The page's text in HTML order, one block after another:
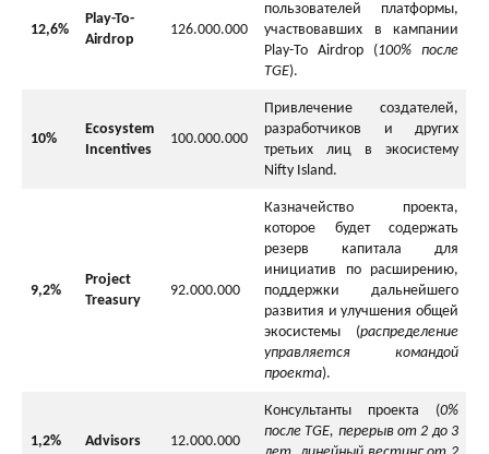
12,6%
Play-To-
Airdrop
126.000.000
пользователей платформы,
участвовавших в кампании
Play-To Airdrop (100% после
TGE).
10%
Ecosystem
Incentives
100.000.000
Привлечение создателей,
разработчиков и других
третьих лиц в экосистему
Nifty Island.
9,2%
Project
Treasury
92.000.000
Казначейство проекта,
которое будет содержать
резерв капитала для
инициатив по расширению,
поддержки дальнейшего
развития и улучшения общей
экосистемы (распределение
управляется командой
проекта).
1,2% Advisors 12.000.000
Консультанты проекта (0%
после TGE, перерыв от 2 до 3